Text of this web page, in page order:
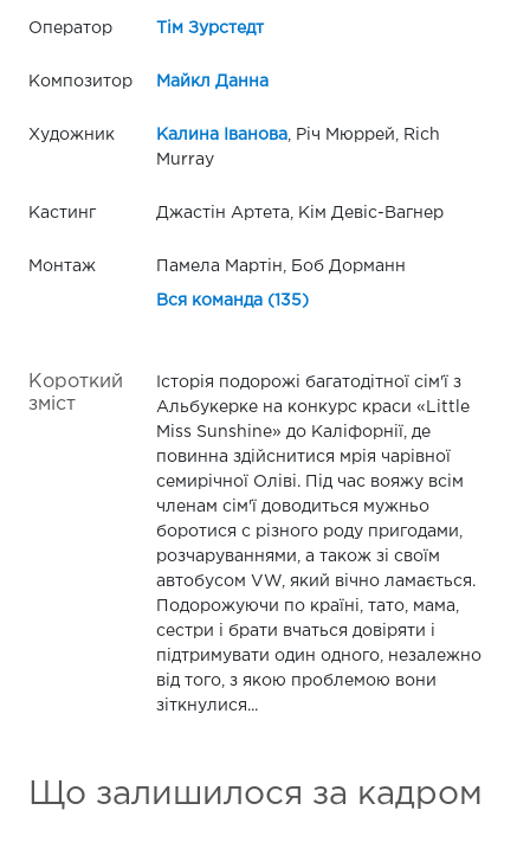
Оператор Тім Зурстедт
Композитор Майкл Данна
Художник Калина Іванова, Річ Мюррей, Rich
Murray
Кастинг Джастін Артета, Кім Девіс-Вагнер
Монтаж Памела Мартін, Боб Дорманн
Вся команда (135)
Короткий
зміст
Історія подорожі багатодітної сім'ї з
Альбукерке на конкурс краси «Little
Miss Sunshine» до Каліфорнії, де
повинна здійснитися мрія чарівної
семирічної Оліві. Під час вояжу всім
членам сім'ї доводиться мужньо
боротися c різного роду пригодами,
розчаруваннями, а також зі своїм
автобусом VW, який вічно ламається.
Подорожуючи по країні, тато, мама,
сестри і брати вчаться довіряти і
підтримувати один одного, незалежно
від того, з якою проблемою вони
зіткнулися...
Що залишилося за кадром